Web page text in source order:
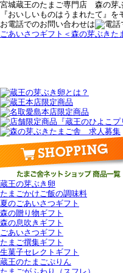
宮城蔵王のたまご専門店 森の芽
『おいしいものはうまれたて』
お電話でのお問い合わせは
ごあいさつギフト＜森の芽ぶきた
蔵王の芽ぶき卵
たまごかけご飯の調味料
夏のごあいさつギフト
森の贈り物ギフト
森の息吹きギフト
ごあいさつギフト
たまご撰集ギフト
生菓子セレクトギフト
蔵王のたまごぷりん